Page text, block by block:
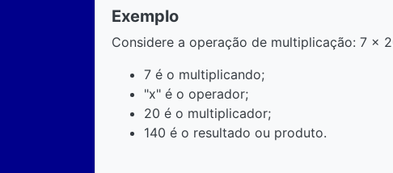
Exemplo
Considere a operação de multiplicação: 7 x
7 é o multiplicando;
"x" é o operador;
20 é o multiplicador;
140 é o resultado ou produto.